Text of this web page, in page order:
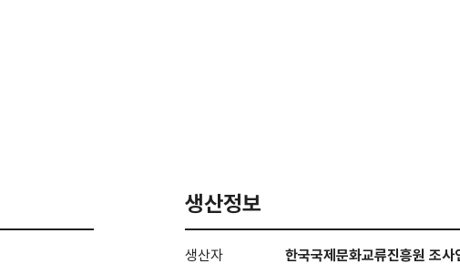
생산정보
생산자
한국국제문화교류진흥원 조사